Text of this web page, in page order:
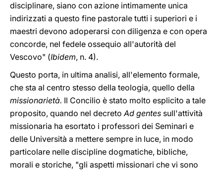
disciplinare, siano con azione intimamente unica
indirizzati a questo fine pastorale tutti i superiori e i
maestri devono adoperarsi con diligenza e con opera
concorde, nel fedele ossequio all'autorità del
Vescovo" (Ibidem, n. 4).
Questo porta, in ultima analisi, all'elemento formale,
che sta al centro stesso della teologia, quello della
missionarietà. Il Concilio è stato molto esplicito a tale
proposito, quando nel decretoAd gentes sull'attività
missionaria ha esortato i professori dei Seminari e
delle Università a mettere sempre in luce, in modo
particolare nelle discipline dogmatiche, bibliche,
morali e storiche, "gli aspetti missionari che vi sono